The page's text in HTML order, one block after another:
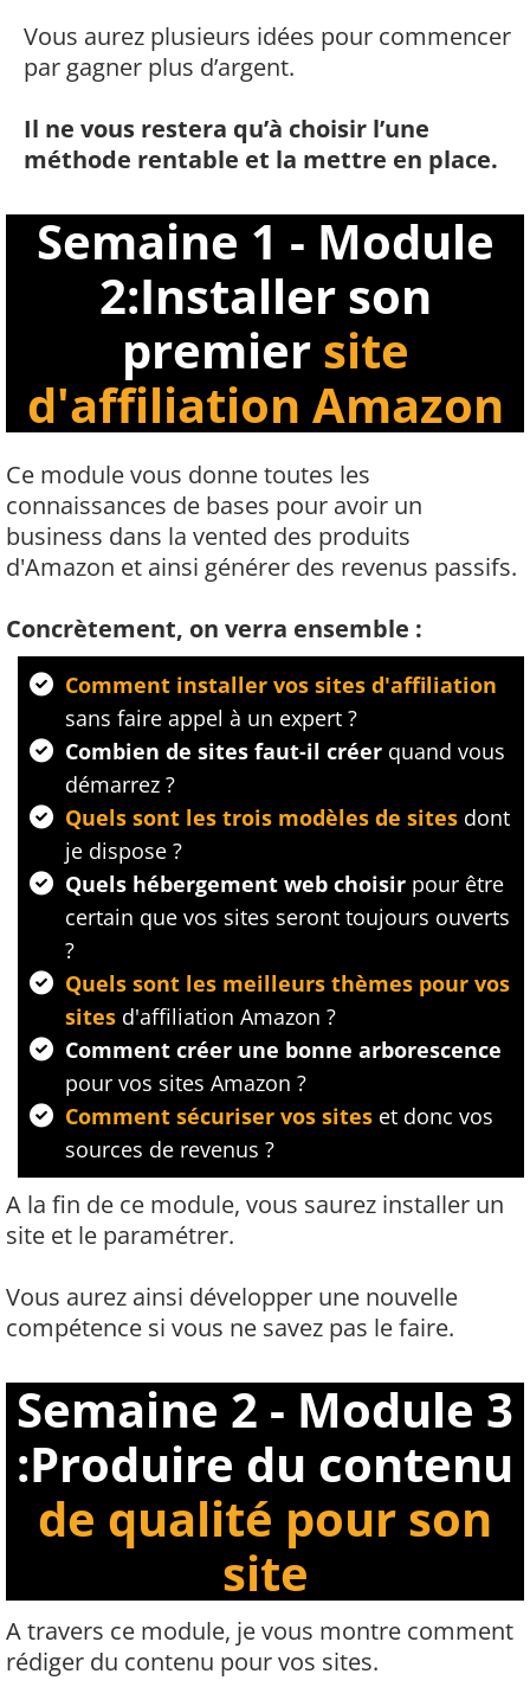
Vous aurez plusieurs idées pour commencer
par gagner plus d’argent.
Il ne vous restera qu’à choisir l’une
méthode rentable et la mettre en place.
Semaine 1 - Module
2:Installer son
premier site
d'affiliation Amazon
Ce module vous donne toutes les
connaissances de bases pour avoir un
business dans la vented des produits
d'Amazon et ainsi générer des revenus passifs.
Concrètement, on verra ensemble :
Comment installer vos sites d'affiliation
sans faire appel à un expert ?
Combien de sites faut-il créer quand vous
démarrez ?
Quels sont les trois modèles de sites dont
je dispose ?
Quels hébergement web choisir pour être
certain que vos sites seront toujours ouverts
?
Quels sont les meilleurs thèmes pour vos
sites d'affiliation Amazon ?
​Comment créer une bonne arborescence
pour vos sites Amazon ?
Comment sécuriser vos sites et donc vos
sources de revenus ?
A la fin de ce module, vous saurez installer un
site et le paramétrer.
Vous aurez ainsi développer une nouvelle
compétence si vous ne savez pas le faire.
Semaine 2 - Module 3
:Produire du contenu
de qualité pour son
site
A travers ce module, je vous montre comment
rédiger du contenu pour vos sites.